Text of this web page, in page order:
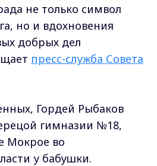
не только символ
но и вдохновения
добрых дел
пресс-служба Совета
Гордей Рыбаков
гимназии №18,
Мокрое во
у бабушки.